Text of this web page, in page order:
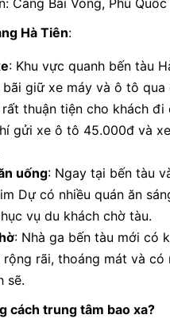
Cảng Bãi Vòng, Phú Quốc
Hà Tiên:
: Khu vực quanh bến tàu
bãi giữ xe máy và ô tô qua
rất thuận tiện cho khách đi
gửi xe ô tô 45.000đ và
uống: Ngay tại bến tàu
Dự có nhiều quán ăn
vụ du khách chờ tàu.
: Nhà ga bến tàu mới có
rộng rãi, thoáng mát và có
sẽ.
cách trung tâm bao xa?